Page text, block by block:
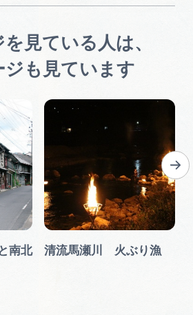
見ている人は、
ジも見ています
南北
清流馬瀬川 火ぶり漁